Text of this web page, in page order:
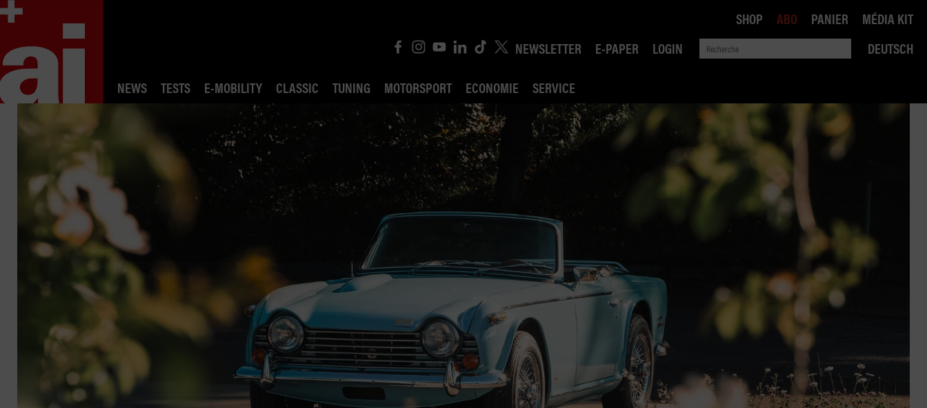
NEWSLETTER E-PAPER LOGIN
DEUTSCH
NEWS
TESTS E-MOBILITY CLASSIC TUNING MOTORSPORT ECONOMIE SERVICE
ROBIN ROAD
AI CONSEIL JURIDIQUE
SHOP ABO PANIER MÉDIA KIT